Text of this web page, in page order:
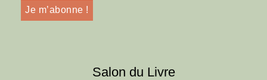
Salon du Livre